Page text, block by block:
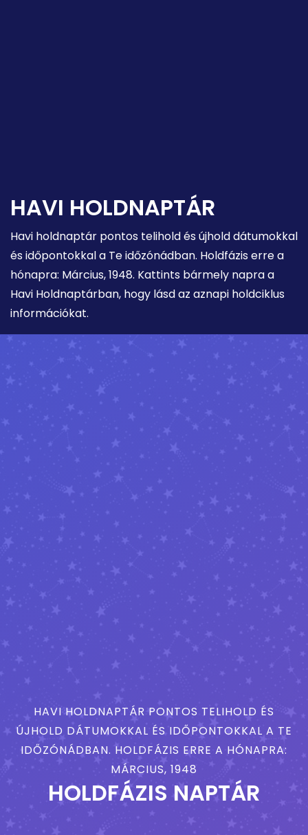
HAVI HOLDNAPTÁR
Havi holdnaptár pontos telihold és újhold dátumokkal
és időpontokkal a Te időzónádban. Holdfázis erre a
hónapra: Március, 1948. Kattints bármely napra a
Havi Holdnaptárban, hogy lásd az aznapi holdciklus
információkat.
HAVI HOLDNAPTÁR PONTOS TELIHOLD ÉS
ÚJHOLD DÁTUMOKKAL ÉS IDŐPONTOKKAL A TE
IDŐZÓNÁDBAN. HOLDFÁZIS ERRE A HÓNAPRA:
MÁRCIUS, 1948
HOLDFÁZIS NAPTÁR